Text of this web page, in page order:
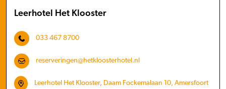
Leerhotel Het Klooster
033 467 8700
reserveringen@hetkloosterhotel.nl
Leerhotel Het Klooster, Daam Fockemalaan 10, Amersfoort